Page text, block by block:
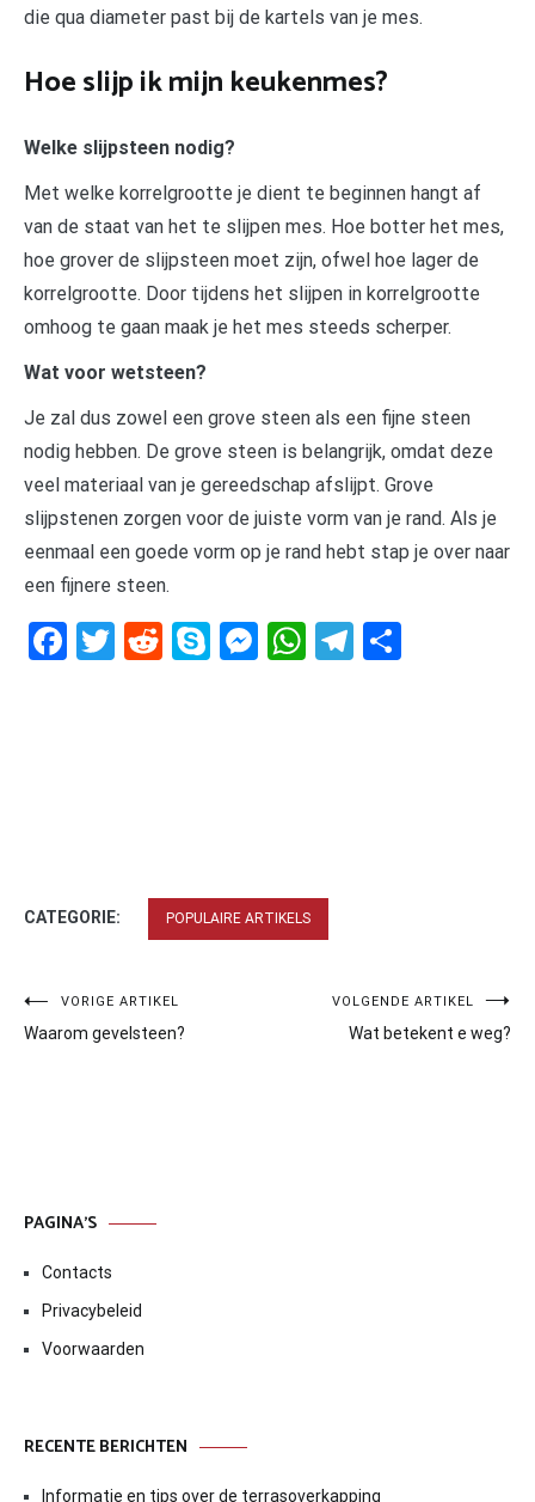
die qua diameter past bij de kartels van je mes.
Hoe slijp ik mijn keukenmes?
Welke slijpsteen nodig?
Met welke korrelgrootte je dient te beginnen hangt af
van de staat van het te slijpen mes. Hoe botter het mes,
hoe grover de slijpsteen moet zijn, ofwel hoe lager de
korrelgrootte. Door tijdens het slijpen in korrelgrootte
omhoog te gaan maak je het mes steeds scherper.
Wat voor wetsteen?
Je zal dus zowel een grove steen als een fijne steen
nodig hebben. De grove steen is belangrijk, omdat deze
veel materiaal van je gereedschap afslijpt. Grove
slijpstenen zorgen voor de juiste vorm van je rand. Als je
eenmaal een goede vorm op je rand hebt stap je over naar
een fijnere steen.
Facebook
Twitter
RedditSkypeMessenger
WhatsApp
Telegram
CATEGORIE: POPULAIRE ARTIKELS
Bericht
navigatie
VORIGE ARTIKEL
Waarom gevelsteen?
VOLGENDE ARTIKEL
Wat betekent e weg?
PAGINA’S
Contacts
Privacybeleid
Voorwaarden
RECENTE BERICHTEN
Informatie en tips over de terrasoverkapping